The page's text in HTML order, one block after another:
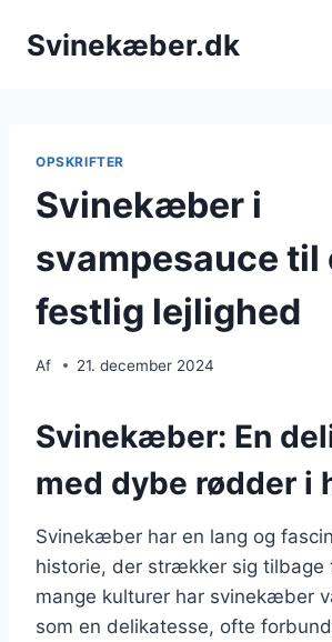
Svinekæber.dk
OPSKRIFTER
Svinekæber i
svampesauce til
festlig lejlighed
Af 21. december 2024
Svinekæber: En
med dybe rødder i
Svinekæber har en lang og
historie, der strækker sig tilbage
mange kulturer har svinekæber
som en delikatesse, ofte